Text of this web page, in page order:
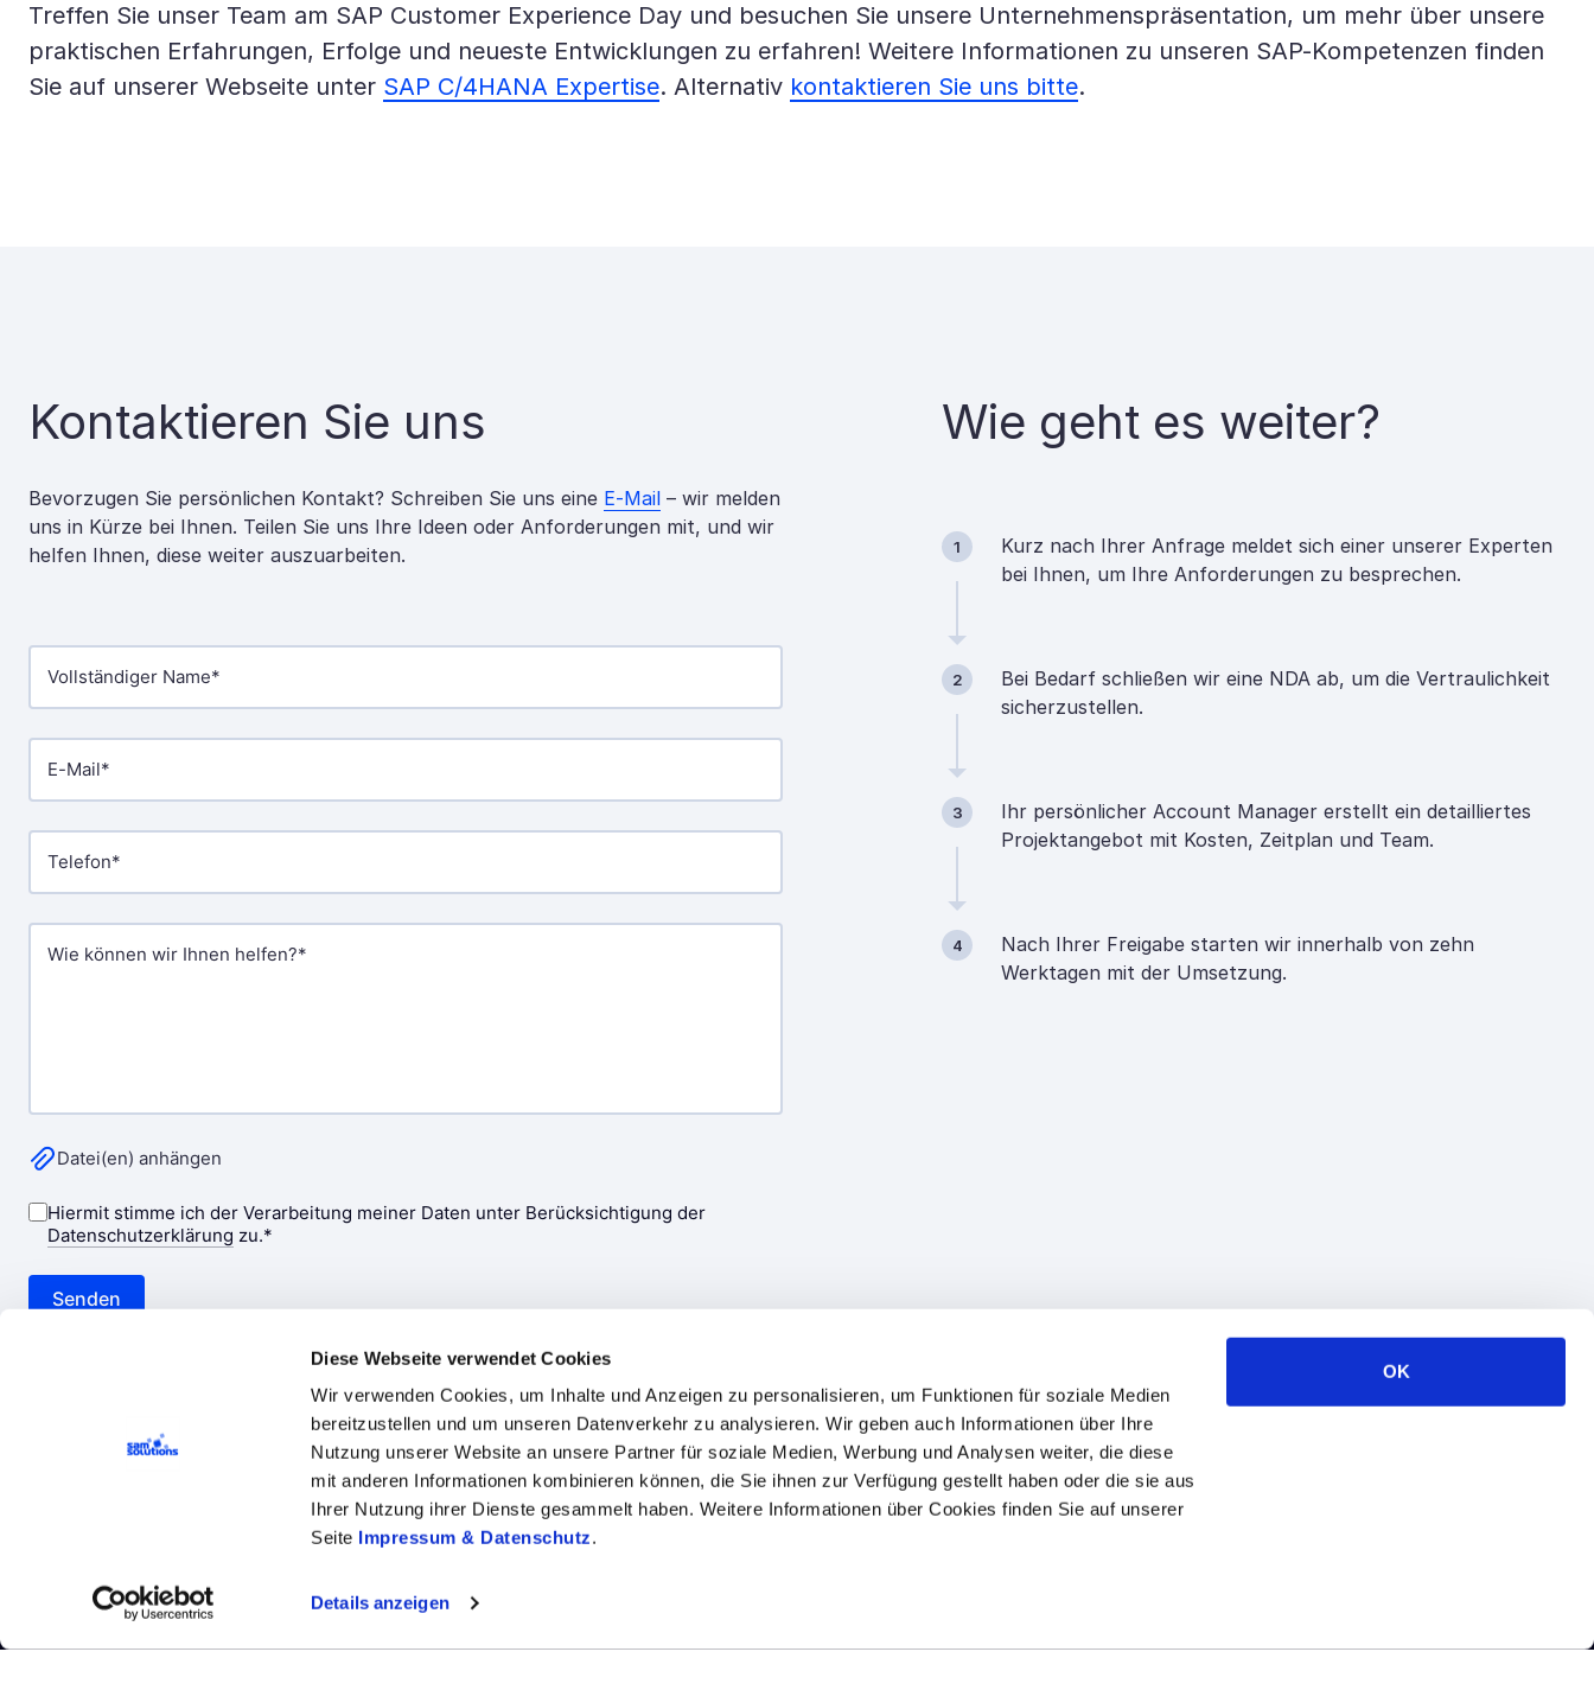
Diese Webseite verwendet Cookies
Wir verwenden Cookies, um Inhalte und Anzeigen zu personalisieren, um Funktionen für soziale Medien
bereitzustellen und um unseren Datenverkehr zu analysieren. Wir geben auch Informationen über Ihre
Nutzung unserer Website an unsere Partner für soziale Medien, Werbung und Analysen weiter, die diese
mit anderen Informationen kombinieren können, die Sie ihnen zur Verfügung gestellt haben oder die sie aus
Ihrer Nutzung ihrer Dienste gesammelt haben. Weitere Informationen über Cookies finden Sie auf unserer
Seite Impressum & Datenschutz.
Details anzeigen
OK
Treffen Sie unser Team am SAP Customer Experience Day und besuchen Sie unsere Unternehmenspräsentation, um mehr über unsere
praktischen Erfahrungen, Erfolge und neueste Entwicklungen zu erfahren! Weitere Informationen zu unseren SAP-Kompetenzen finden
Sie auf unserer Webseite unter SAP C/4HANA Expertise. Alternativ kontaktieren Sie uns bitte.
Kontaktieren Sie uns
Bevorzugen Sie persönlichen Kontakt? Schreiben Sie uns eine E-Mail – wir melden
uns in Kürze bei Ihnen. Teilen Sie uns Ihre Ideen oder Anforderungen mit, und wir
helfen Ihnen, diese weiter auszuarbeiten.
Wie geht es weiter?
1
Kurz nach Ihrer Anfrage meldet sich einer unserer Experten
bei Ihnen, um Ihre Anforderungen zu besprechen.
2
Bei Bedarf schließen wir eine NDA ab, um die Vertraulichkeit
sicherzustellen.
3
Ihr persönlicher Account Manager erstellt ein detailliertes
Projektangebot mit Kosten, Zeitplan und Team.
4
Nach Ihrer Freigabe starten wir innerhalb von zehn
Werktagen mit der Umsetzung.
Unternehmen Leistungen TechnologienBranchenkompetenzen